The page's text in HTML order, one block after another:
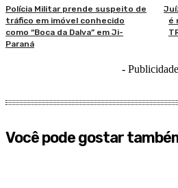
Polícia Militar prende suspeito de
tráfico em imóvel conhecido
como “Boca da Dalva” em Ji-
Paraná
é
-
Você pode gostar